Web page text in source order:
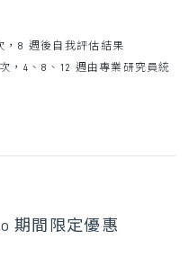
，8 週後自我評估結果
，4、8、12 週由專業研究員統
期間限定優惠